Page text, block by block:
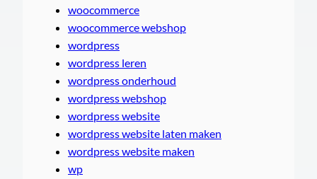
woocommerce
woocommerce webshop
wordpress
wordpress leren
wordpress onderhoud
wordpress webshop
wordpress website
wordpress website laten maken
wordpress website maken
wp